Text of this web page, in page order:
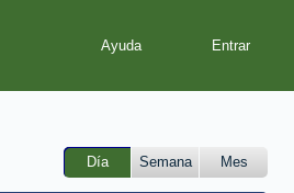
Ayuda
Día Semana Mes